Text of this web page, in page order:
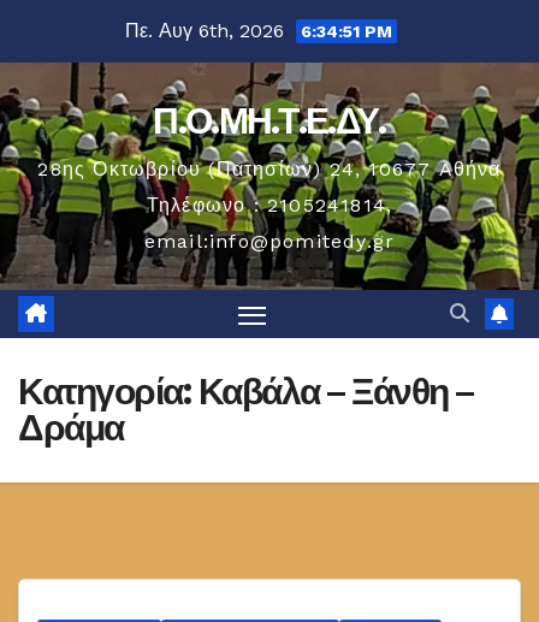
περιεχόμενο
Πε. Αυγ 6th, 2026 6:34:51 PM
Π.Ο.ΜΗ.Τ.Ε.ΔΥ.
28ης Οκτωβρίου (Πατησίων) 24, 10677 Aθήνα
Τηλέφωνο : 2105241814,
email:info@pomitedy.gr
Κατηγορία: Καβάλα – Ξάνθη –
Δράμα